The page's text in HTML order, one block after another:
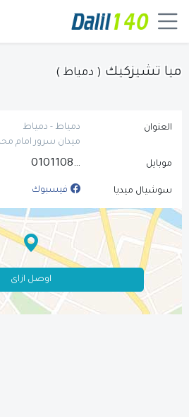
ميا تشيزكيك ( دمياط )
العنوان
دمياط - دمياط
ميدان سرور امام
موبايل 01011083194
سوشيال ميديا فيسبوك
اوصل ازاى